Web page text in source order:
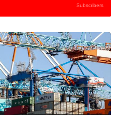
Subscribers